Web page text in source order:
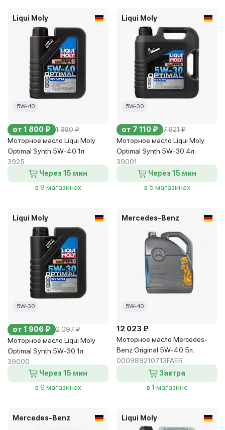
Liqui Moly
5W-40
от 1 800 ₽ 1 980 ₽
Моторное масло Liqui Moly
Optimal Synth 5W-40 1л.
3925
Через 15 мин
в 8 магазинах
Liqui Moly
5W-30
от 7 110 ₽ 7 821 ₽
Моторное масло Liqui Moly
Optimal Synth 5W-30 4л.
39001
Через 15 мин
в 5 магазинах
Liqui Moly
5W-30
от 1 906 ₽ 2 097 ₽
Моторное масло Liqui Moly
Optimal Synth 5W-30 1л.
39000
Через 15 мин
в 6 магазинах
Mercedes-Benz
5W-40
12 023 ₽
Моторное масло Mercedes-
Benz Original 5W-40 5л.
000989210713FAER
Завтра
в 1 магазине
Mercedes-Benz Liqui Moly